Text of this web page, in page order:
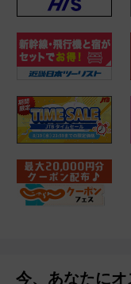
今、あなたにオ